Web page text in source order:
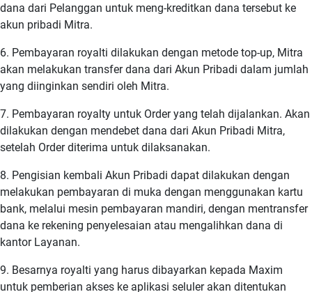
dana dari Pelanggan untuk meng-kreditkan dana tersebut ke
akun pribadi Mitra.
6. Pembayaran royalti dilakukan dengan metode top-up, Mitra
akan melakukan transfer dana dari Akun Pribadi dalam jumlah
yang diinginkan sendiri oleh Mitra.
7. Pembayaran royalty untuk Order yang telah dijalankan. Akan
dilakukan dengan mendebet dana dari Akun Pribadi Mitra,
setelah Order diterima untuk dilaksanakan.
8. Pengisian kembali Akun Pribadi dapat dilakukan dengan
melakukan pembayaran di muka dengan menggunakan kartu
bank, melalui mesin pembayaran mandiri, dengan mentransfer
dana ke rekening penyelesaian atau mengalihkan dana di
kantor Layanan.
9. Besarnya royalti yang harus dibayarkan kepada Maxim
untuk pemberian akses ke aplikasi seluler akan ditentukan